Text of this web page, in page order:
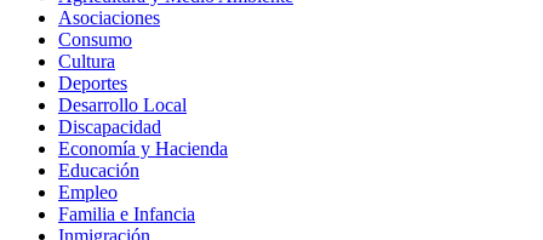
Asociaciones
Consumo
Cultura
Deportes
Desarrollo Local
Discapacidad
Economía y Hacienda
Educación
Empleo
Familia e Infancia
Inmigración